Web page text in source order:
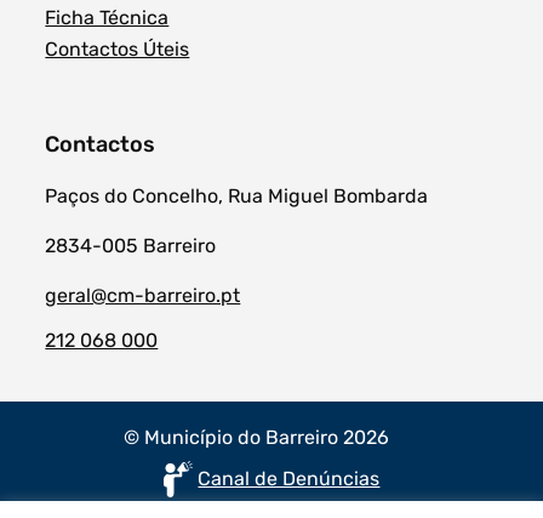
Ficha Técnica
Contactos Úteis
Contactos
Paços do Concelho, Rua Miguel Bombarda
2834-005 Barreiro
geral@cm-barreiro.pt
212 068 000
© Município do Barreiro 2026
Canal de Denúncias